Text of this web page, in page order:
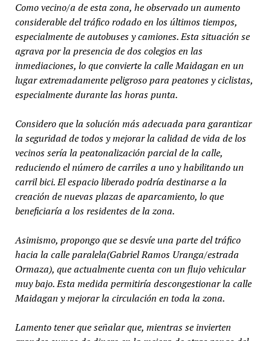
Como vecino/a de esta zona, he observado un aumento
considerable del tráfico rodado en los últimos tiempos,
especialmente de autobuses y camiones. Esta situación se
agrava por la presencia de dos colegios en las
inmediaciones, lo que convierte la calle Maidagan en un
lugar extremadamente peligroso para peatones y ciclistas,
especialmente durante las horas punta.
Considero que la solución más adecuada para garantizar
la seguridad de todos y mejorar la calidad de vida de los
vecinos sería la peatonalización parcial de la calle,
reduciendo el número de carriles a uno y habilitando un
carril bici. El espacio liberado podría destinarse a la
creación de nuevas plazas de aparcamiento, lo que
beneficiaría a los residentes de la zona.
Asimismo, propongo que se desvíe una parte del tráfico
hacia la calle paralela(Gabriel Ramos Uranga/estrada
Ormaza), que actualmente cuenta con un flujo vehicular
muy bajo. Esta medida permitiría descongestionar la calle
Maidagan y mejorar la circulación en toda la zona.
Lamento tener que señalar que, mientras se invierten